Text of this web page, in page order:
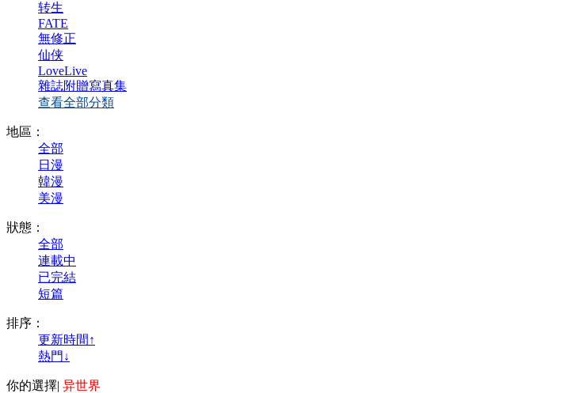
转生
FATE
無修正
仙侠
LoveLive
雜誌附贈寫真集
查看全部分類
地區：
全部
日漫
韓漫
美漫
狀態：
全部
連載中
已完結
短篇
排序：
更新時間↑
熱門↓
你的選擇| 异世界